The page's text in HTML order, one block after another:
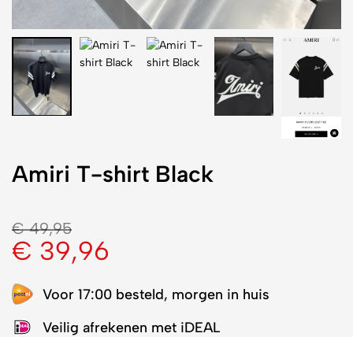
Amiri T-shirt Black
€49,95
€ 39,96
Voor 17:00 besteld, morgen in huis
Veilig afrekenen met iDEAL